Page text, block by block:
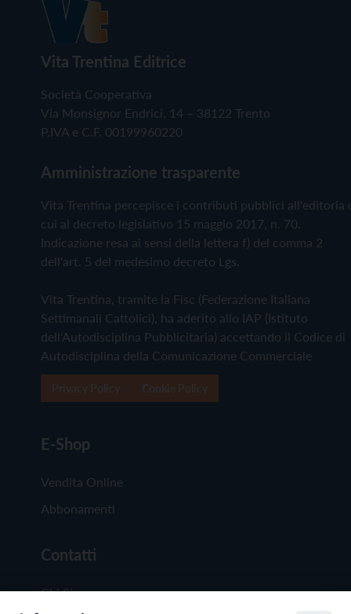
Vita Trentina Editrice
Società Cooperativa
Via Monsignor Endrici, 14 – 38122 Trento
P.IVA e C.F. 00199960220
Amministrazione trasparente
Vita Trentina percepisce i contributi pubblici all'editoria
cui al decreto legislativo 15 maggio 2017, n. 70.
Indicazione resa ai sensi della lettera f) del comma 2
dell'art. 5 del medesimo decreto Lgs.
Vita Trentina, tramite la Fisc (Federazione Italiana
Settimanali Cattolici), ha aderito allo IAP (Istituto
dell'Autodisciplina Pubblicitaria) accettando il Codice di
Autodisciplina della Comunicazione Commerciale
E-Shop
Vendita Online
Abbonamenti
Contatti
Chi Siamo